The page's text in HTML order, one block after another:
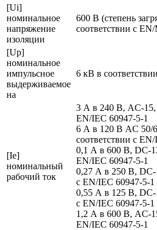
[Ui]
номинальное
напряжение
изоляции
600 В (степень
соответствии с
[Up]
номинальное
импульсное
выдерживаемое
на
6 кВ в
[Ie]
номинальный
рабочий ток
3 А в 240 В, AC-15,
EN/IEC 60947-5-1
6 А в 120 В AC 50/
соответствии с
0,1 А в 600 В, DC-
EN/IEC 60947-5-1
0,27 А в 250 В, DC-
с EN/IEC 60947-5-1
0,55 А в 125 В, DC-
с EN/IEC 60947-5-1
1,2 А в 600 В, AC-
EN/IEC 60947-5-1